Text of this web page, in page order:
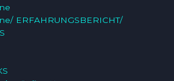
ERFAHRUNGSBERICHT/